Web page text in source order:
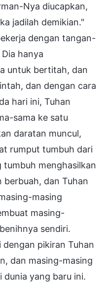
Nya diucapkan,
jadilah demikian."
dengan tangan-
hanya
untuk bertitah, dan
dan dengan cara
hari ini, Tuhan
sama ke satu
daratan muncul,
rumput tumbuh dari
menghasilkan
dan Tuhan
masing
masing-
sendiri.
dengan pikiran Tuhan
dan masing-masing
dunia yang baru ini.